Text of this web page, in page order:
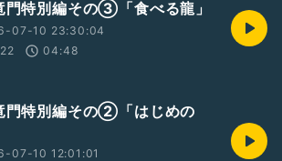
門特別編その③「食べる龍」
07-10 23:30:04
04:48
門特別編その②「はじめの
07-10 12:01:01